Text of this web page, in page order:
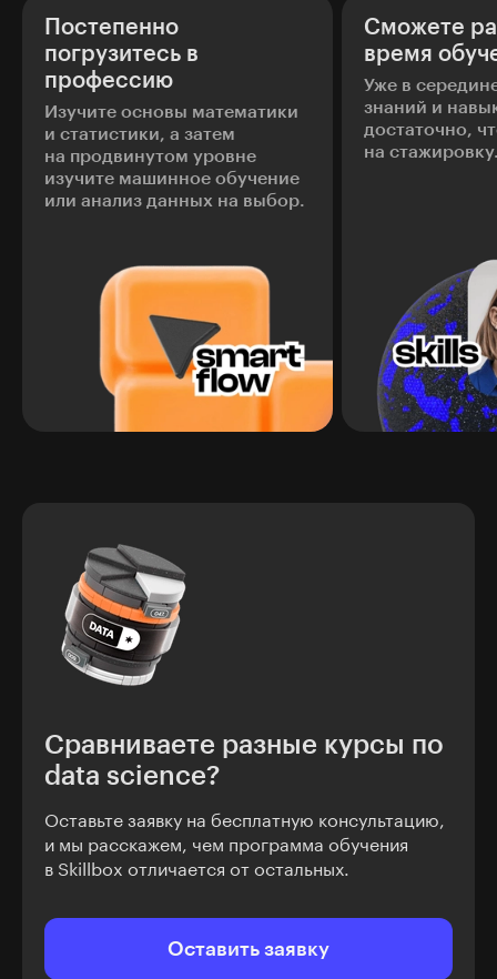
Постепенно
погрузитесь в
профессию
Изучите основы математики
и статистики, а затем
на продвинутом уровне
изучите машинное обучение
или анализ данных на выбор.
Сможете
время
Уже в
знаний и
достаточно,
на
Сравниваете разные курсы по
data science?
Оставьте заявку на бесплатную консультацию,
и мы расскажем, чем программа обучения
в Skillbox отличается от остальных.
Оставить заявку